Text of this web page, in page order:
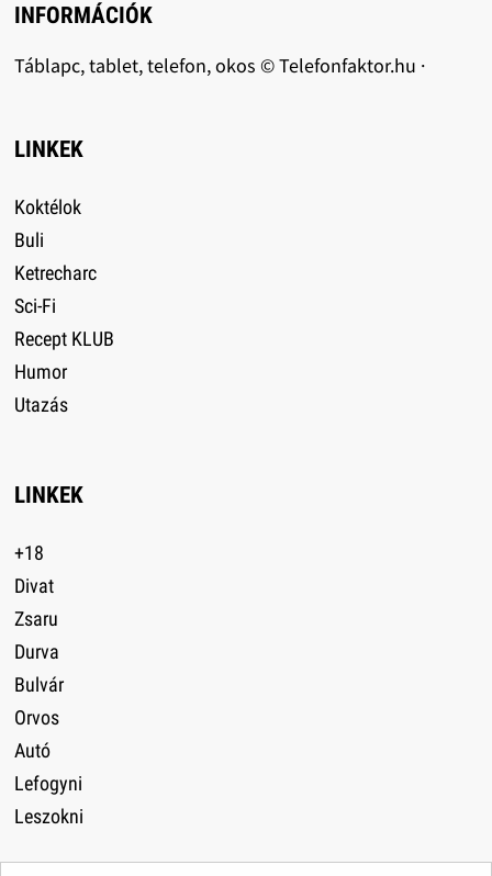
INFORMÁCIÓK
Táblapc, tablet, telefon, okos © Telefonfaktor.hu ·
LINKEK
Koktélok
Buli
Ketrecharc
Sci-Fi
Recept KLUB
Humor
Utazás
LINKEK
+18
Divat
Zsaru
Durva
Bulvár
Orvos
Autó
Lefogyni
Leszokni